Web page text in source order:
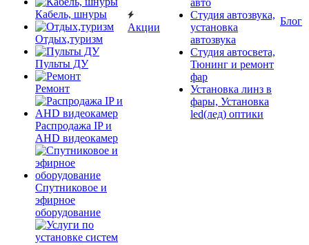
Кабель, шнуры
Отдых,туризм
Пульты ДУ
Ремонт
Распродажа IP и
AHD видеокамер
Спутниковое и
эфирное
оборудование
Акции
авто
Студия автозвука,
установка
автозвука
Студия автосвета,
Тюнинг и ремонт
фар
Установка линз в
фары, Установка
led(лед) оптики
Блог